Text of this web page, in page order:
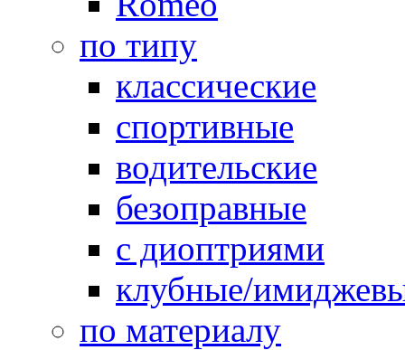
по типу
классические
спортивные
водительские
безоправные
с диоптриями
клубные/
по материалу